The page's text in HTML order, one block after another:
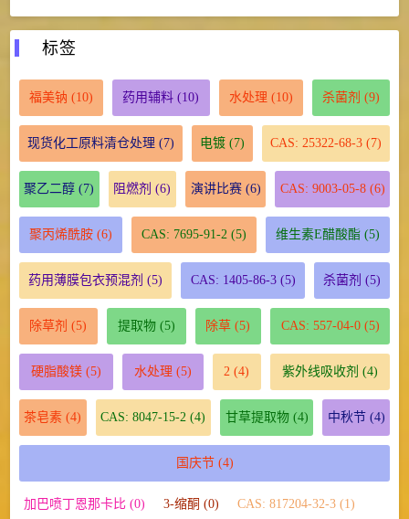
标签
福美钠 (10) 药用辅料 (10) 水处理 (10) 杀菌剂 (9)
现货化工原料清仓处理 (7) 电镀 (7) CAS: 25322-68-3 (7)
聚乙二醇 (7) 阻燃剂 (6) 演讲比赛(6) CAS: 9003-05-8(6)
聚丙烯酰胺(6) CAS: 7695-91-2 (5) 维生素E醋酸酯 (5)
药用薄膜包衣预混剂 (5) CAS: 1405-86-3(5) 杀菌剂 (5)
除草剂 (5) 提取物(5) 除草 (5) CAS: 557-04-0(5)
硬脂酸镁(5) 水处理 (5) 2 (4) 紫外线吸收剂 (4)
茶皂素 (4) CAS: 8047-15-2 (4) 甘草提取物(4) 中秋节(4)
国庆节(4)
加巴喷丁恩那卡比 (0) 3-缩酮 (0) CAS: 817204-32-3 (1)